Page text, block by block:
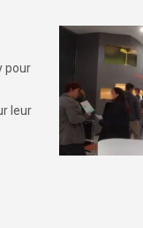
pour
leur